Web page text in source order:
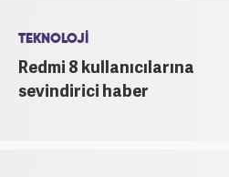
TEKNOLOJİ
Redmi 8 kullanıcılarına
sevindirici haber